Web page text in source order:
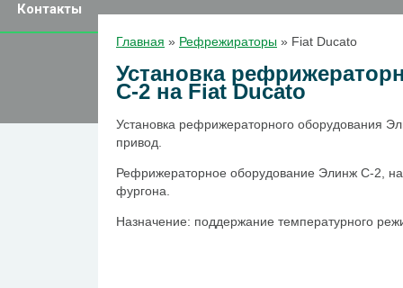
Контакты
Главная » Рефрежираторы » Fiat Ducato
Установка
С-2 на Fiat Ducato
Установка рефрижераторного оборудования
привод.
Рефрижераторное оборудование Элинж С-2,
фургона.
Назначение: поддержание температурного